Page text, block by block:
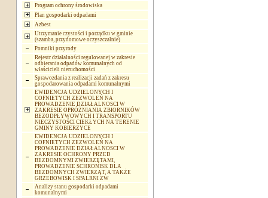
Program ochrony środowiska
Plan gospodarki odpadami
Azbest
Utrzymanie czystości i porządku w gminie
(szamba, przydomowe oczyszczalnie)
Pomniki przyrody
Rejestr działalności regulowanej w zakresie
odbierania odpadów komunalnych od
właścicieli nieruchomości
Sprawozdania z realizacji zadań z zakresu
gospodarowania odpadami komunalnymi
EWIDENCJA UDZIELONYCH I
COFNIETYCH ZEZWOLEŃ NA
PROWADZENIE DZIAŁALNOSCI W
ZAKRESIE OPRÓŻNIANIA ZBIORNIKÓW
BEZODPŁYWOWYCH I TRANSPORTU
NIECZYSTOŚCI CIEKŁYCH NA TERENIE
GMINY KOBIERZYCE
EWIDENCJA UDZIELONYCH I
COFNIETYCH ZEZWOLEŃ NA
PROWADZENIE DZIAŁALNOSCI W
ZAKRESIE OCHRONY PRZED
BEZDOMNYMI ZWIERZĘTAMI,
PROWADZENIE SCHRONISK DLA
BEZDOMNYCH ZWIERZĄT, A TAKŻE
GRZEBOWISK I SPALRNI ZW
Analizy stanu gospodarki odpadami
komunalnymi